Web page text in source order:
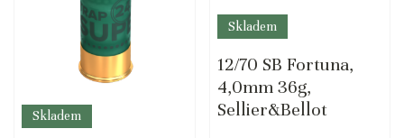
Skladem
Skladem
12/70 SB Fortuna,
4,0mm 36g,
Sellier&Bellot